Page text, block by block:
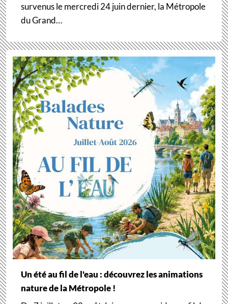
survenus le mercredi 24 juin dernier, la Métropole
du Grand…
Un été au fil de l'eau : découvrez les animations
nature de la Métropole !